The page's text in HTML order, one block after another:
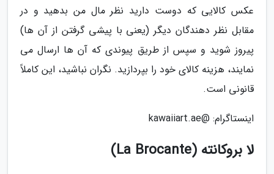
عکس کالایی که دوست دارید نظر مال من بدهید و در
مقابل نظر دهندگان دیگر (یعنی با پیشی گرفتن از آن ها)
پیروز شوید و سپس از طریق پیوندی که آن ها ارسال می
نمایند، هزینه کالای خود را بپردازید. نگران نباشید، این کاملاً
قانونی است.
اینستاگرام: @kawaiiart.ae
لا بروکانته (La Brocante)